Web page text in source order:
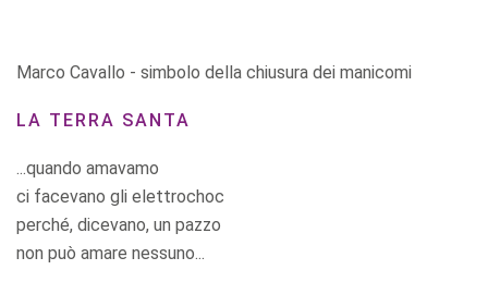
Marco Cavallo - simbolo della chiusura dei manicomi
LA TERRA SANTA
...quando amavamo
ci facevano gli elettrochoc
perché, dicevano, un pazzo
non può amare nessuno...